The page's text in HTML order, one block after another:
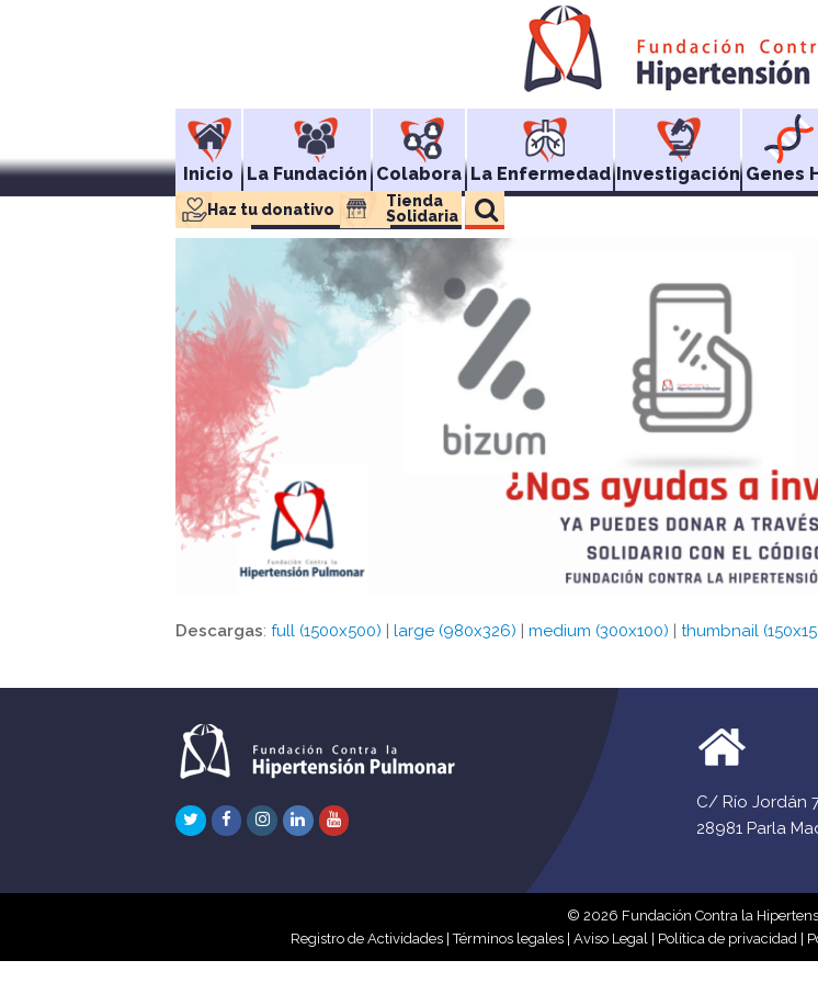
Inicio La Fundación Colabora La Enfermedad Investigación Genes
Haz tu donativo
Tienda
Solidaria
Descargas: full (1500x500) large (980x326) medium (300x100) thumbnail
TwitterFacebook
Instagram
LinkedInYoutube
C/ Río Jordán
28981 Parla
© 2026 Fundación Contra la
Registro de Actividades |Términos legales Aviso Legal Política de privacidad